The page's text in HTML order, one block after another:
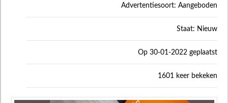
Advertentiesoort: Aangeboden
Staat: Nieuw
Op 30-01-2022 geplaatst
1601 keer bekeken